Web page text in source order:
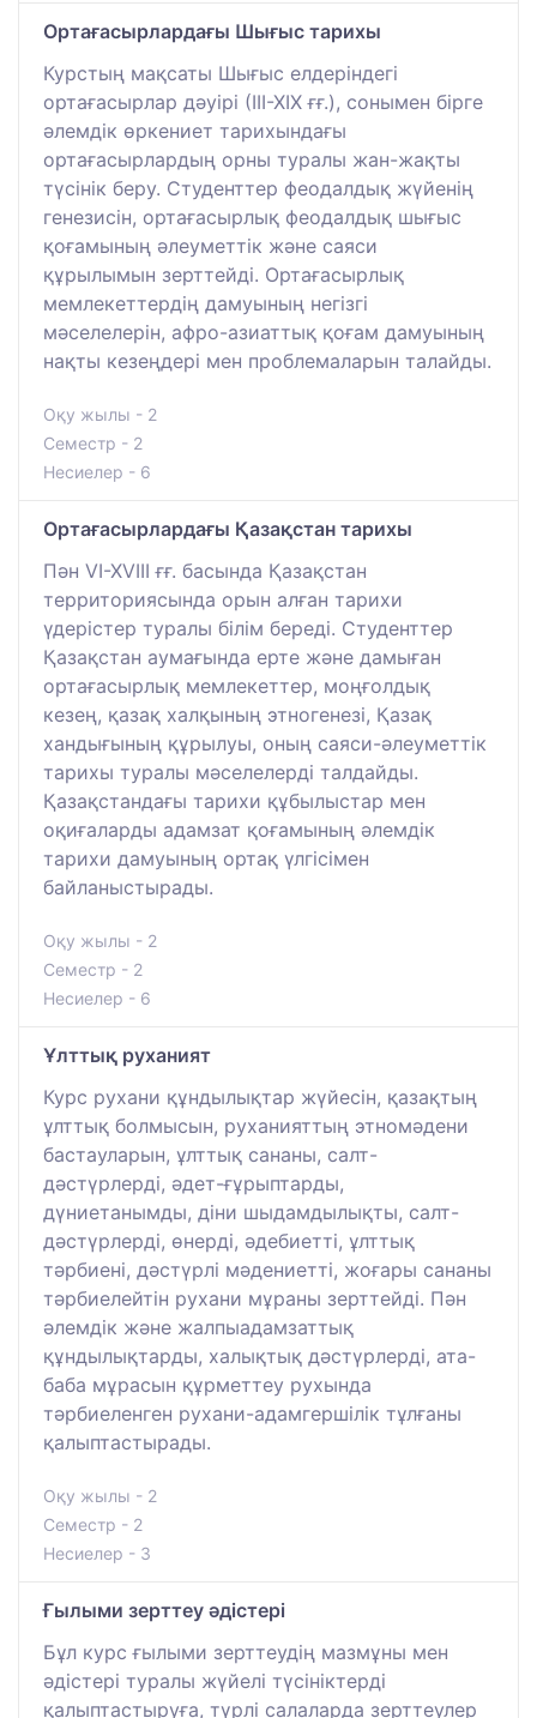
Ортағасырлардағы Шығыс тарихы
Курстың мақсаты Шығыс елдеріндегі
ортағасырлар дәуірі (ІІІ-ХІХ ғғ.), сонымен бірге
әлемдік өркениет тарихындағы
ортағасырлардың орны туралы жан-жақты
түсінік беру. Студенттер феодалдық жүйенің
генезисін, ортағасырлық феодалдық шығыс
қоғамының әлеуметтік және саяси
құрылымын зерттейді. Ортағасырлық
мемлекеттердің дамуының негізгі
мәселелерін, афро-азиаттық қоғам дамуының
нақты кезеңдері мен проблемаларын талайды.
Оқу жылы - 2
Семестр - 2
Несиелер - 6
Ортағасырлардағы Қазақстан тарихы
Пән VI-XVIII ғғ. басында Қазақстан
территориясында орын алған тарихи
үдерістер туралы білім береді. Студенттер
Қазақстан аумағында ерте және дамыған
ортағасырлық мемлекеттер, моңғолдық
кезең, қазақ халқының этногенезі, Қазақ
хандығының құрылуы, оның саяси-әлеуметтік
тарихы туралы мәселелерді талдайды.
Қазақстандағы тарихи құбылыстар мен
оқиғаларды адамзат қоғамының әлемдік
тарихи дамуының ортақ үлгісімен
байланыстырады.
Оқу жылы - 2
Семестр - 2
Несиелер - 6
Ұлттық руханият
Курс рухани құндылықтар жүйесін, қазақтың
ұлттық болмысын, руханияттың этномәдени
бастауларын, ұлттық сананы, салт-
дәстүрлерді, әдет-ғұрыптарды,
дүниетанымды, діни шыдамдылықты, салт-
дәстүрлерді, өнерді, әдебиетті, ұлттық
тәрбиені, дәстүрлі мәдениетті, жоғары сананы
тәрбиелейтін рухани мұраны зерттейді. Пән
әлемдік және жалпыадамзаттық
құндылықтарды, халықтық дәстүрлерді, ата-
баба мұрасын құрметтеу рухында
тәрбиеленген рухани-адамгершілік тұлғаны
қалыптастырады.
Оқу жылы - 2
Семестр - 2
Несиелер - 3
Ғылыми зерттеу әдістері
Бұл курс ғылыми зерттеудің мазмұны мен
әдістері туралы жүйелі түсініктерді
қалыптастыруға, түрлі салаларда зерттеулер